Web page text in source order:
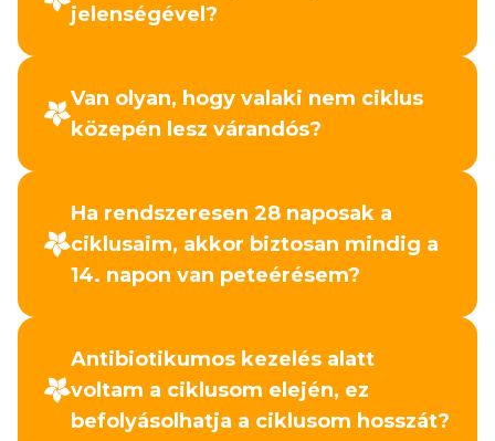
jelenségével?
Van olyan, hogy valaki nem ciklus
közepén lesz várandós?
Ha rendszeresen 28 naposak a
ciklusaim, akkor biztosan mindig a
14. napon van peteérésem?
Antibiotikumos kezelés alatt
voltam a ciklusom elején, ez
befolyásolhatja a ciklusom hosszát?